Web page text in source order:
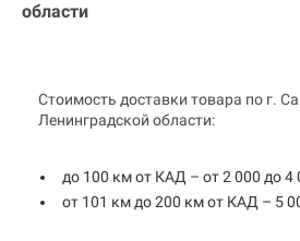
области
Стоимость доставки товара по г.
Ленинградской области:
до 100 км от КАД – от 2 000 до 4
от 101 км до 200 км от КАД – 5